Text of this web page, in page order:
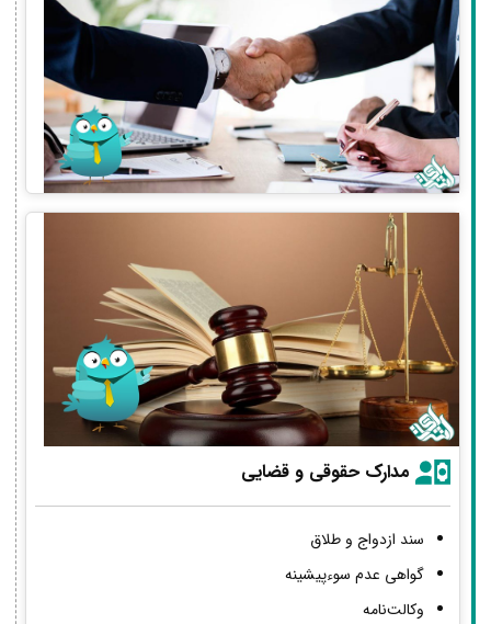
مدارک حقوقی و قضایی
سند ازدواج و طلاق
گواهی عدم سوءپیشینه
وکالت‌نامه